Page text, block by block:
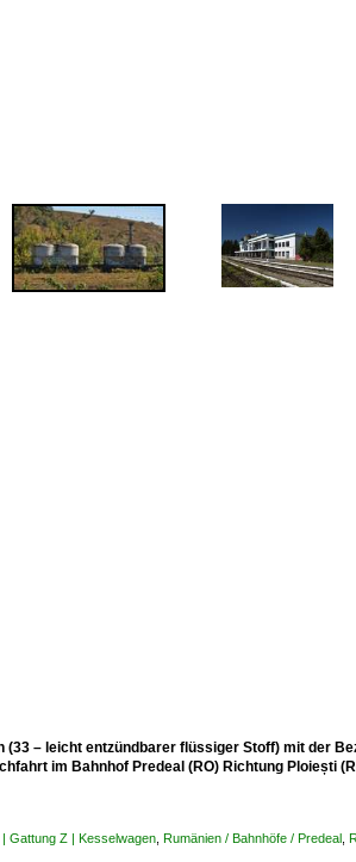
(33 – leicht entzündbarer flüssiger Stoff) mit der
im Bahnhof Predeal (RO) Richtung Ploiești
Gattung Z | Kesselwagen Rumänien / Bahnhöfe / Predeal